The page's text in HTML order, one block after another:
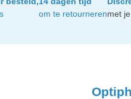
om te retournerenmet